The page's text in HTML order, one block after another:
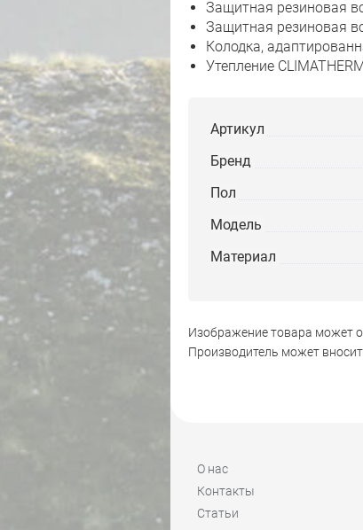
Защитная резиновая
Защитная резиновая
Колодка,
Утепление
Артикул
Бренд
Пол
Модель
Материал
Изображение товара может
Производитель может
О нас
Контакты
Статьи